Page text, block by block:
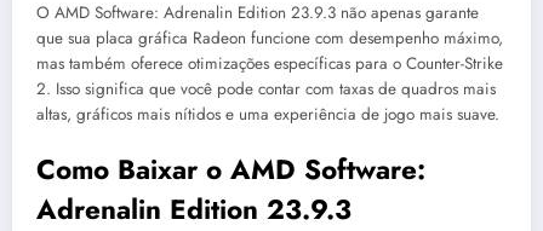
O AMD Software: Adrenalin Edition 23.9.3 não apenas garante
que sua placa gráfica Radeon funcione com desempenho máximo,
mas também oferece otimizações específicas para o Counter-Strike
2. Isso significa que você pode contar com taxas de quadros mais
altas, gráficos mais nítidos e uma experiência de jogo mais suave.
Como Baixar o AMD Software:
Adrenalin Edition 23.9.3